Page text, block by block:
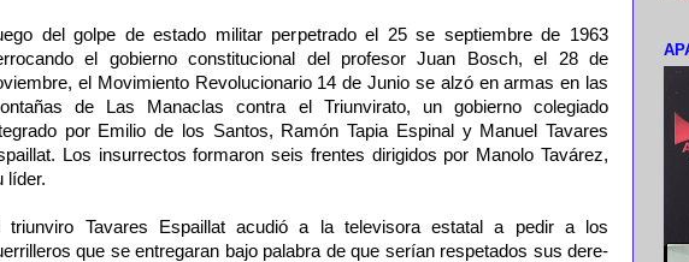
del golpe de estado militar perpetrado el 25 se septiembre de 1963
el gobierno constitucional del profesor Juan Bosch, el 28 de
el Movimiento Revolucionario 14 de Junio se alzó en armas en las
de Las Manaclas contra el Triunvirato, un gobierno colegiado
por Emilio de los Santos, Ramón Tapia Espinal y Manuel Tavares
Los insurrectos formaron seis frentes dirigidos por Manolo Tavárez,
líder.
triunviro Tavares Es­paillat acudió a la televisora estatal a pedir a los
que se entre­garan bajo palabra de que serían respetados sus dere­